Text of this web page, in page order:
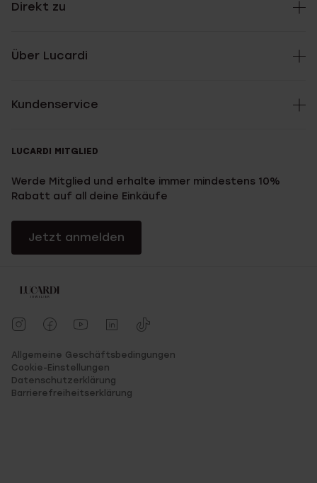
Direkt zu
Über Lucardi
Kundenservice
LUCARDI MITGLIED
Werde Mitglied und erhalte immer mindestens 10%
Rabatt auf all deine Einkäufe
Jetzt anmelden
Allgemeine Geschäftsbedingungen
Cookie-Einstellungen
Datenschutzerklärung
Barrierefreiheitserklärung